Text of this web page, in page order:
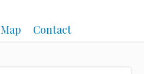
Map Contact